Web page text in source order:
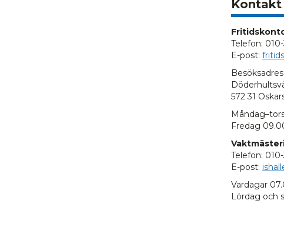
Kontakt
Telefon:
E-post:
572 31
Fredag
Telefon:
E-post:
Vardagar
Lördag och